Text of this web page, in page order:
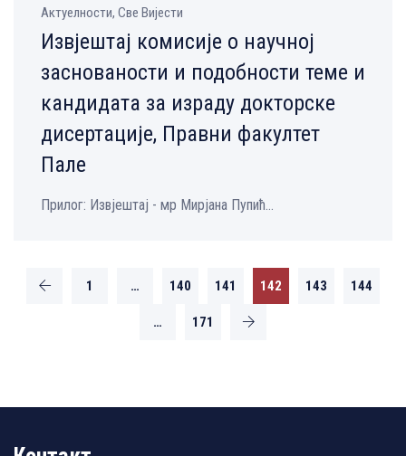
Aктуелности, Све Вијести
Извјештај комисије о научној
заснованости и подобности теме и
кандидата за израду докторске
дисертације, Правни факултет
Пале
Прилог: Извјештај - мр Мирјана Пупић...
1 … 140 141 142 143 144
… 171